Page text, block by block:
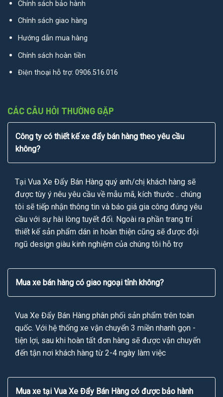
Chính sách bảo hành
Chính sách giao hàng
Hướng dẫn mua hàng
Chính sách hoàn tiền
Điện thoại hỗ trợ: 0906.516.016
CÁC CÂU HỎI THƯỜNG GẶP
Công ty có thiết kế xe đẩy bán hàng theo yêu cầu
không?
Tại Vua Xe Đẩy Bán Hàng quý anh/chị khách hàng sẽ
được tùy ý nêu yêu cầu về mẫu mã, kích thước .. chúng
tôi sẽ tiếp nhận thông tin và báo giá gia công đúng yêu
cầu với sự hài lòng tuyết đối. Ngoài ra phần trang trí
thiết kế sản phẩm dán in hoàn thiện cũng sẽ được đội
ngũ design giàu kinh nghiệm của chúng tôi hỗ trợ
Mua xe bán hàng có giao ngoại tỉnh không?
Vua Xe Đẩy Bán Hàng phân phối sản phẩm trên toàn
quốc. Với hệ thống xe vận chuyển 3 miền nhanh gọn -
tiện lợi, sau khi hoàn tất đơn hàng sẽ được vận chuyển
đến tận nơi khách hàng từ 2-4 ngày làm việc
Mua xe tại Vua Xe Đẩy Bán Hàng có được bảo hành